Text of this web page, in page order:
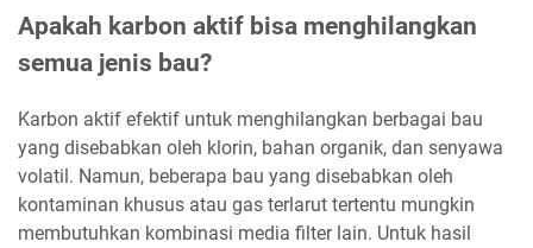
Apakah karbon aktif bisa menghilangkan
semua jenis bau?
Karbon aktif efektif untuk menghilangkan berbagai bau
yang disebabkan oleh klorin, bahan organik, dan senyawa
volatil. Namun, beberapa bau yang disebabkan oleh
kontaminan khusus atau gas terlarut tertentu mungkin
membutuhkan kombinasi media filter lain. Untuk hasil